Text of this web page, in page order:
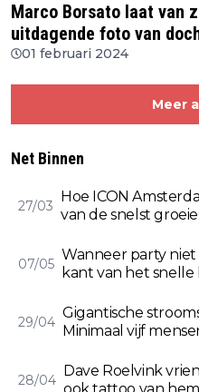
Marco Borsato laat van
uitdagende foto van
01 februari 2024
Meer
Net Binnen
27/03
Hoe ICON
van de snelst
07/05
Wanneer party
kant van het snelle
29/04
Gigantische
Minimaal vijf
28/04
Dave Roelvink